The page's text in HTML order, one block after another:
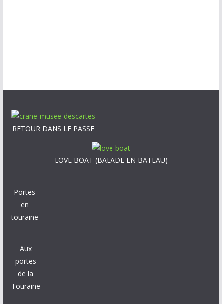
RETOUR DANS LE PASSE
LOVE BOAT (BALADE EN BATEAU)
Portes
en
touraine
Aux
portes
de la
Touraine